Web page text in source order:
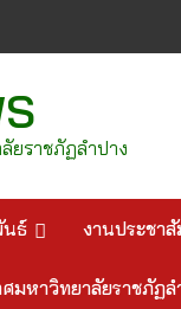
ยราชภัฏลำปาง
นธ์ งานประชา
มหาวิทยาลัยราชภัฏล